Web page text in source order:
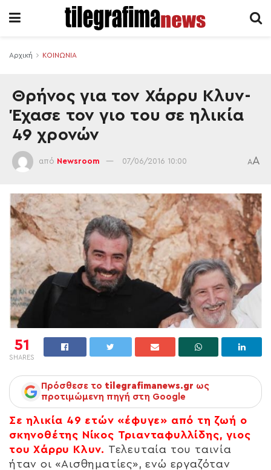
Αρχική ΚΟΙΝΩΝΙΑ
Θρήνος για τον Χάρρυ Κλυν-
Έχασε τον γιο του σε ηλικία
49 χρονών
από Newsroom 07/06/2016 10:00 AA
51
SHARES
Πρόσθεσε το tilegrafimanews.gr ως
προτιμώμενη πηγή στη Google
Σε ηλικία 49 ετών «έφυγε» από τη ζωή ο
σκηνοθέτης Νίκος Τριανταφυλλίδης, γιος
του Χάρρυ Κλυν. Τελευταία του ταινία
ήταν οι «Αισθηματίες», ενώ εργαζόταν